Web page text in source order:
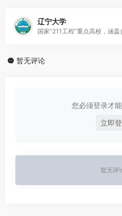
辽宁大学
国家“211工程”重点高校，涵盖
暂无评论
您必须登录才
立即
暂无评